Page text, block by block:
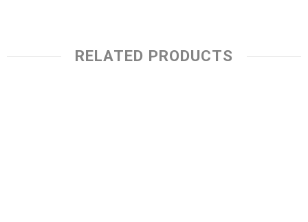
RELATED PRODUCTS